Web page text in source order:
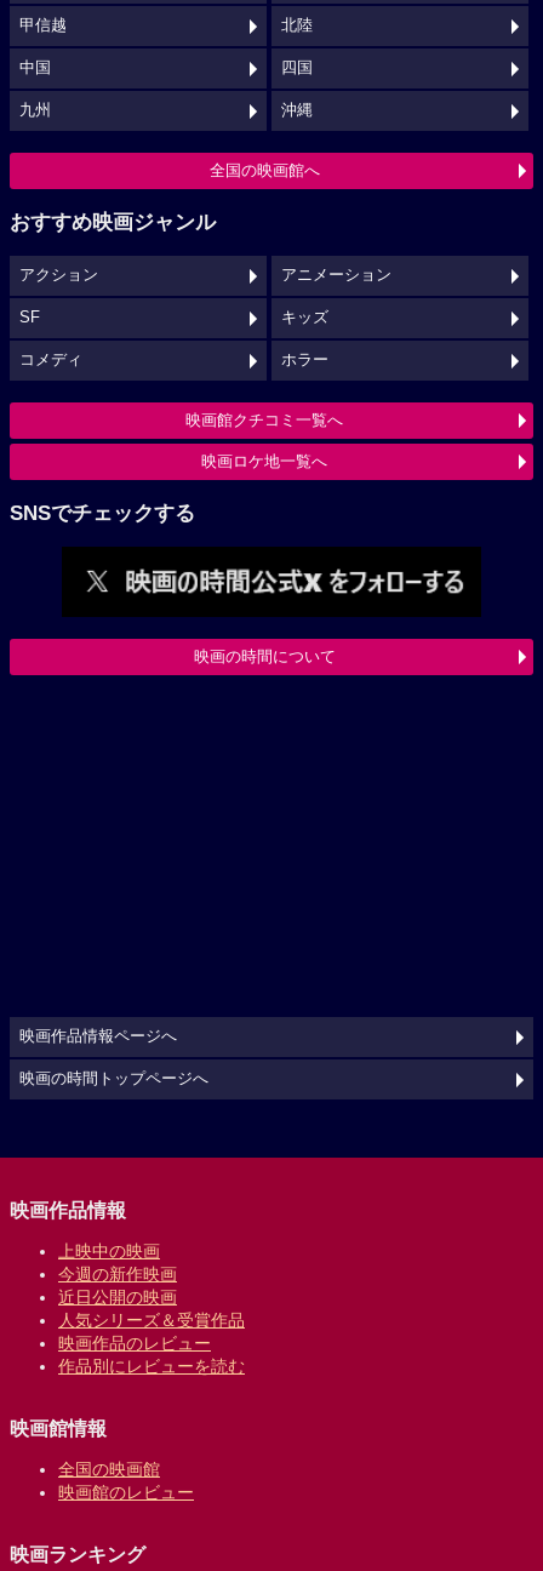
甲信越 北陸
中国 四国
九州 沖縄
全国の映画館へ
おすすめ映画ジャンル
アクション アニメーション
SF キッズ
コメディ ホラー
映画館クチコミ一覧へ
映画ロケ地一覧へ
SNSでチェックする
映画の時間について
映画作品情報ページへ
映画の時間トップページへ
映画作品情報
上映中の映画
今週の新作映画
近日公開の映画
人気シリーズ＆受賞作品
映画作品のレビュー
作品別にレビューを読む
映画館情報
全国の映画館
映画館のレビュー
映画ランキング